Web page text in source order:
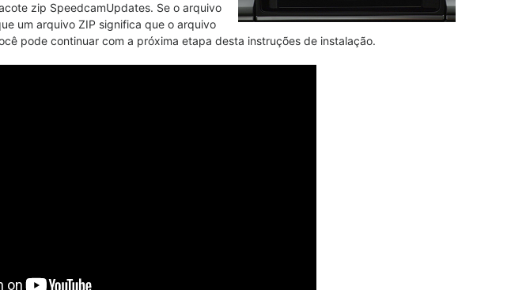
zip SpeedcamUpdates. Se o arquivo
um arquivo ZIP significa que o arquivo
pode continuar com a próxima etapa desta instruções de instalação.